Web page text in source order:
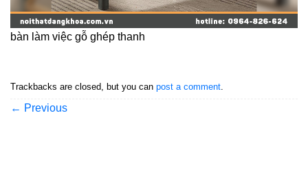
bàn làm việc gỗ ghép thanh
Trackbacks are closed, but you can post a comment
← Previous